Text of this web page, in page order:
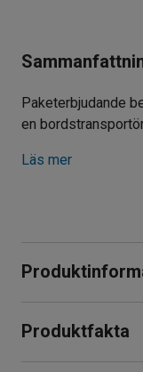
Paketerbjudande
en
Läs mer
både förvara och
Produktfakta